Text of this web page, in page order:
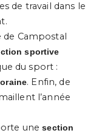
de travail dans le
Campostal
sportive
du sport :
. Enfin, de
l’année
unesection